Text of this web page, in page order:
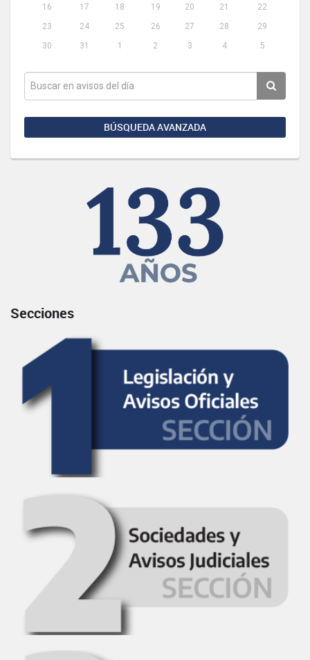
16
17 18 19 20 21
22
23
24 25 26 27 28
29
30
31 1 2 3 4 5
BÚSQUEDA AVANZADA
Secciones